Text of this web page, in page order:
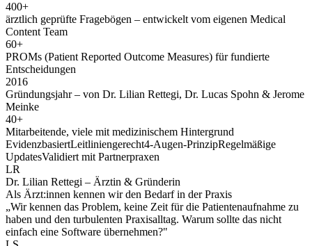
400+
ärztlich geprüfte Fragebögen – entwickelt vom eigenen Medical
Content Team
60+
PROMs (Patient Reported Outcome Measures) für fundierte
Entscheidungen
2016
Gründungsjahr – von Dr. Lilian Rettegi, Dr. Lucas Spohn & Jerome
Meinke
40+
Mitarbeitende, viele mit medizinischem Hintergrund
EvidenzbasiertLeitliniengerecht4-Augen-PrinzipRegelmäßige
UpdatesValidiert mit Partnerpraxen
LR
Dr. Lilian Rettegi – Ärztin & Gründerin
Als Ärzt:innen kennen wir den Bedarf in der Praxis
„Wir kennen das Problem, keine Zeit für die Patientenaufnahme zu
haben und den turbulenten Praxisalltag. Warum sollte das nicht
einfach eine Software übernehmen?"